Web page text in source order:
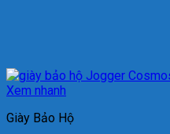
Xem nhanh
Giày Bảo Hộ